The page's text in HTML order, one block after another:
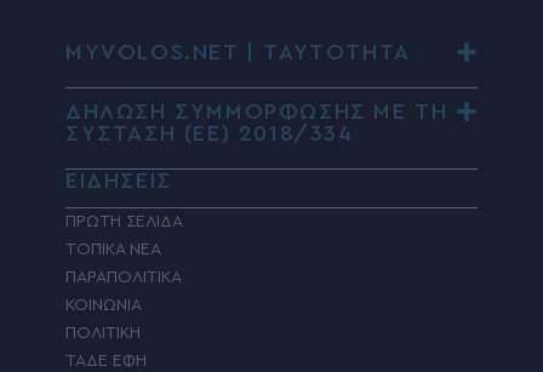
MYVOLOS.NET | ΤΑΥΤΟΤΗΤΑ
ΔΗΛΩΣΗ ΣΥΜΜΟΡΦΩΣΗΣ ΜΕ ΤΗ
ΣΥΣΤΑΣΗ (ΕΕ) 2018/334
ΕΙΔΗΣΕΙΣ
ΠΡΩΤΗ ΣΕΛΙΔΑ
ΤΟΠΙΚΑ ΝΕΑ
ΠΑΡΑΠΟΛΙΤΙΚΑ
ΚΟΙΝΩΝΙΑ
ΠΟΛΙΤΙΚΗ
ΤΑΔΕ ΕΦΗ